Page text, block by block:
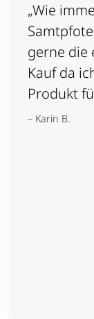
„Wie
gerne die
Kauf da
Produkt
– Karin B.